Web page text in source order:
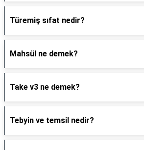
Türemiş sıfat nedir?
Mahsül ne demek?
Take v3 ne demek?
Tebyin ve temsil nedir?